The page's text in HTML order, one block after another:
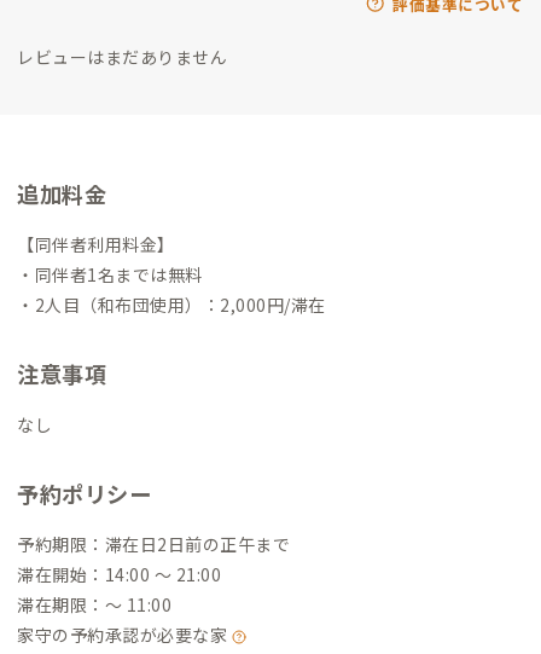
に包まれながらじっくりと温まり、整う贅沢な時間を実施タイミ
ドとした体験型拠点。地元の祭りや食文化、アートイベントへ
の参加を通して、深く地域に溶け込む旅が可能です。
ない温かさと、自由な空間
どこか懐かしく、でも新しい、そんな居心地の良さが広がって
います。ゲスト同士の交流も自然に生まれる設計で、まるで「も
で、8歳9歳11歳の男児3人が居ます。お子さま連れのゲストにも
ご好評いただいていますので、お気軽にお越しください。※客室
は共有リビングから離れていますので、プライベートは確保され
レビューはまだありません
追加料金
【同伴者利用料金】
・同伴者1名までは無料
・2人目（和布団使用）：2,000円/滞在
注意事項
なし
予約ポリシー
予約期限：滞在日2日前の正午まで
滞在開始：14:00 〜 21:00
滞在期限：〜 11:00
家守の予約承認が必要な家